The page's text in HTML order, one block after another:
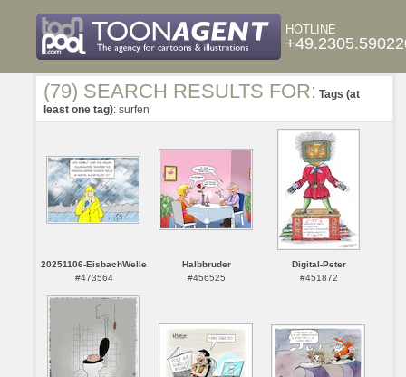
HOTLINE
(79) SEARCH RESULTS FOR: Tags (at
least one tag): surfen
20251106-EisbachWelle
#473564
Halbbruder
#456525
Digital-Peter
#451872